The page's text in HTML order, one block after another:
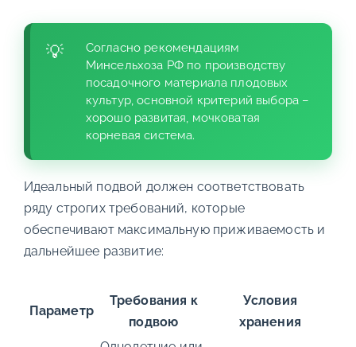
Согласно рекомендациям
Минсельхоза РФ по производству
посадочного материала плодовых
культур, основной критерий выбора –
хорошо развитая, мочковатая
корневая система.
Идеальный подвой должен соответствовать
ряду строгих требований, которые
обеспечивают максимальную приживаемость и
дальнейшее развитие:
Параметр
Требования к
подвою
Условия
хранения